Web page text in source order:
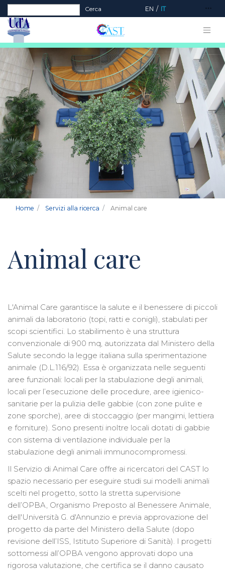
Form di ricerca
Cerca EN IT
Home Servizi alla ricerca Animal care
Animal care
L'Animal Care garantisce la salute e il benessere di piccoli
animali da laboratorio (topi, ratti e conigli), stabulati per
scopi scientifici. Lo stabilimento è una struttura
convenzionale di 900 mq, autorizzata dal Ministero della
Salute secondo la legge italiana sulla sperimentazione
animale (D.L.116/92). Essa è organizzata nelle seguenti
aree funzionali: locali per la stabulazione degli animali,
locali per l’esecuzione delle procedure, aree igienico-
sanitarie per la pulizia delle gabbie (con zone pulite e
zone sporche), aree di stoccaggio (per mangimi, lettiera
e forniture). Sono presenti inoltre locali dotati di gabbie
con sistema di ventilazione individuale per la
stabulazione degli animali immunocompromessi.
Il Servizio di Animal Care offre ai ricercatori del CAST lo
spazio necessario per eseguire studi sui modelli animali
scelti nel progetto, sotto la stretta supervisione
dell’OPBA, Organismo Preposto al Benessere Animale,
dell'Università G. d'Annunzio e previa approvazione del
progetto da parte del Ministero della Salute (dopo
revisione dell’ISS, Istituto Superiore di Sanità). I progetti
sottomessi all’OPBA vengono approvati dopo una
rigorosa valutazione, che certifica se il danno causato